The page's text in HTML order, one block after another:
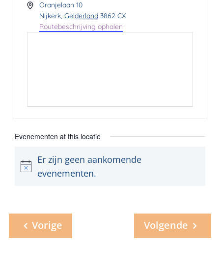
AdresOranjelaan 10
Nijkerk, Gelderland 3862 CX
Routebeschrijving ophalen
Evenementen at this locatie
Bericht
Er zijn geen aankomende
evenementen.
Vorige Volgende